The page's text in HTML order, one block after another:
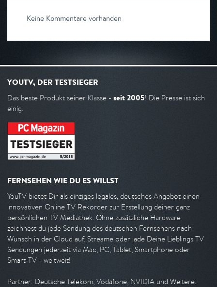
Keine Kommentare vorhanden
YOUTV, DER TESTSIEGER
Das beste Produkt seiner Klasse - seit 2005! Die Presse ist sich
einig.
FERNSEHEN WIE DU ES WILLST
YouTV bietet Dir als einziges legales, deutsches Angebot einen
innovativen Online TV Rekorder zur Erstellung deiner ganz
persönlichen TV Mediathek. Ohne zusätzliche Hardware
zeichnest du jede Sendung des deutschen Fernsehens nach
Wunsch in der Cloud auf. Streame oder lade Deine Lieblings TV
Sendungen jederzeit via Mac, PC, Tablet, Smartphone oder
Smart-TV - weltweit!
Partner: Deutsche Telekom, Vodafone, NVIDIA und Weitere.